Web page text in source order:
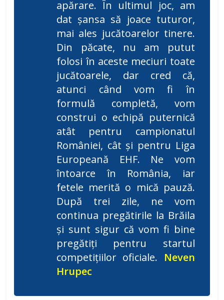
apărare. În ultimul joc, am
dat șansa să joace tuturor,
mai ales jucătoarelor tinere.
Din păcate, nu am putut
folosi în aceste meciuri toate
jucătoarele, dar cred că,
atunci când vom fi în
formulă completă, vom
construi o echipă puternică
atât pentru campionatul
României, cât și pentru Liga
Europeană EHF. Ne vom
întoarce în România, iar
fetele merită o mică pauză.
După trei zile, ne vom
continua pregătirile la Brăila
și sunt sigur că vom fi bine
pregătiți pentru startul
competițiilor oficiale. Neven
Hrupec